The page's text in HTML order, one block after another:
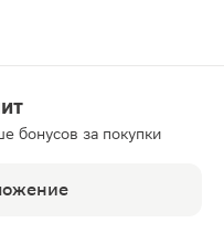
бонусов за покупки